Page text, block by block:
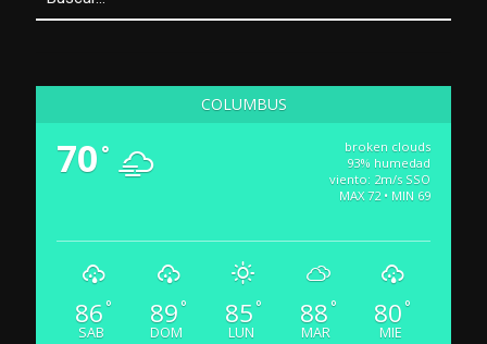
COLUMBUS
70 °
broken clouds
93% humedad
viento: 2m/s SSO
MAX 72 • MIN 69
86 °
SAB
89 °
DOM
85 °
LUN
88 °
MAR
80 °
MIE